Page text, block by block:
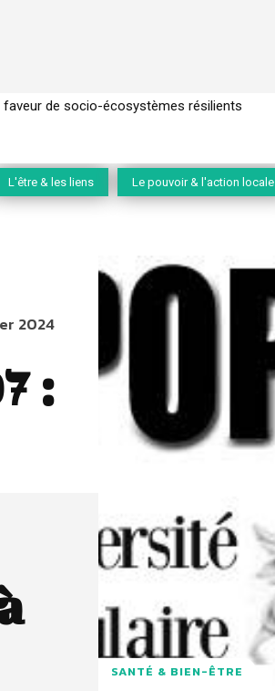
régénératif du vivant …
L'être & les liens Le pouvoir & l'action locale
2024
:
SANTÉ & BIEN-ÊTRE